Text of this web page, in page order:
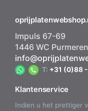
Impuls 67-69
1446 WC
T: +31 (0)88
Klantenservice
Indien u het prettiger